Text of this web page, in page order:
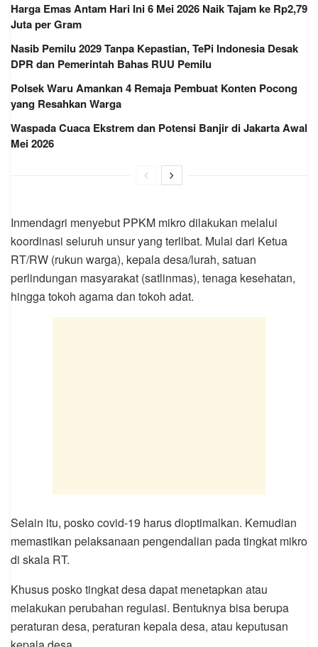
Harga Emas Antam Hari Ini 6 Mei 2026 Naik Tajam ke Rp2,79
Juta per Gram
Nasib Pemilu 2029 Tanpa Kepastian, TePi Indonesia Desak
DPR dan Pemerintah Bahas RUU Pemilu
Polsek Waru Amankan 4 Remaja Pembuat Konten Pocong
yang Resahkan Warga
Waspada Cuaca Ekstrem dan Potensi Banjir di Jakarta Awal
Mei 2026
Inmendagri menyebut PPKM mikro dilakukan melalui
koordinasi seluruh unsur yang terlibat. Mulai dari Ketua
RT/RW (rukun warga), kepala desa/lurah, satuan
perlindungan masyarakat (satlinmas), tenaga kesehatan,
hingga tokoh agama dan tokoh adat.
Selain itu, posko covid-19 harus dioptimalkan. Kemudian
memastikan pelaksanaan pengendalian pada tingkat mikro
di skala RT.
Khusus posko tingkat desa dapat menetapkan atau
melakukan perubahan regulasi. Bentuknya bisa berupa
peraturan desa, peraturan kepala desa, atau keputusan